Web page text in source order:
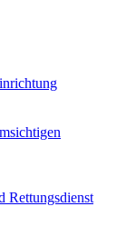
Rettungsdienst